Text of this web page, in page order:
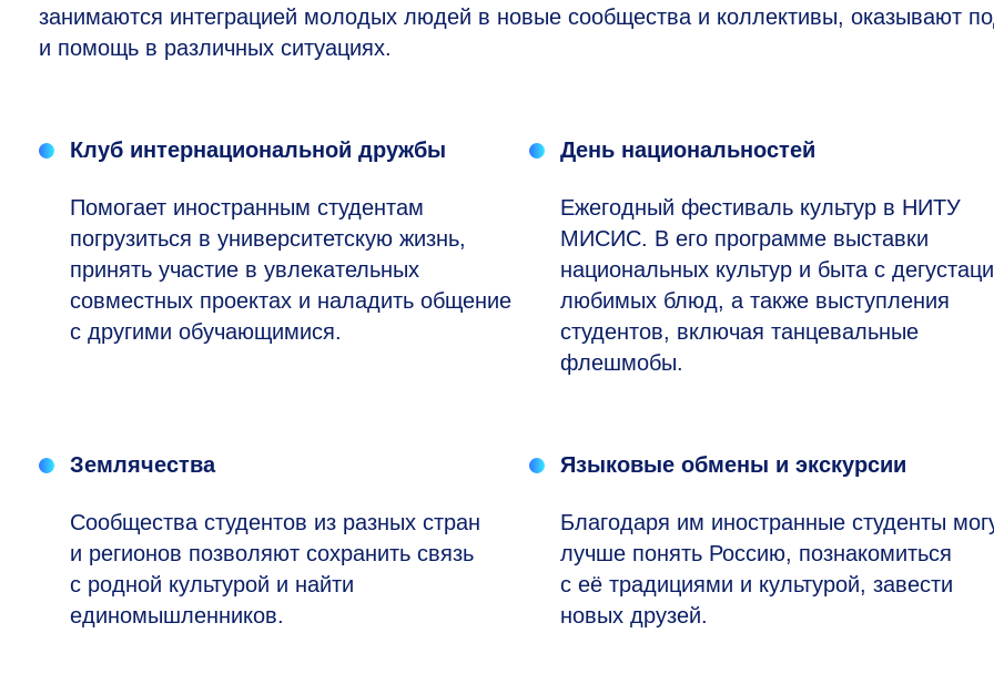
занимаются интеграцией молодых людей в новые сообщества и коллективы, оказывают
и помощь в различных ситуациях.
Клуб интернациональной дружбы
Помогает иностранным студентам
погрузиться в университетскую жизнь,
принять участие в увлекательных
совместных проектах и наладить общение
с другими обучающимися.
День национальностей
Ежегодный фестиваль культур в НИТУ
МИСИС. В его программе выставки
национальных культур и быта с
любимых блюд, а также выступления
студентов, включая танцевальные
флешмобы.
Землячества
Сообщества студентов из разных стран
и регионов позволяют сохранить связь
с родной культурой и найти
единомышленников.
Языковые обмены и экскурсии
Благодаря им иностранные студенты
лучше понять Россию, познакомиться
с её традициями и культурой, завести
новых друзей.